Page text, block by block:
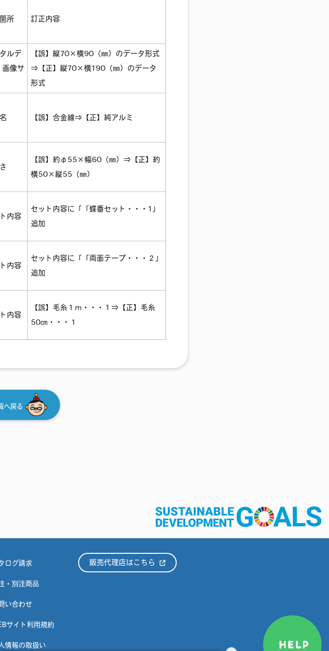
所 訂正内容
ルデ
画像サ
【誤】縦70×横90（㎜）のデータ形式
⇒【正】縦70×横190（㎜）のデータ
形式
【誤】合金線⇒【正】純アルミ
【誤】約φ55×幅60（㎜）⇒【正】約
横50×縦55（㎜）
内容
セット内容に「「蝶番セット・・・1」
追加
内容
セット内容に「「両面テープ・・・２」
追加
内容
【誤】毛糸１ｍ・・・１⇒【正】毛糸
50㎝・・・１
へ戻る
ログ請求
・別注商品
い合わせ
サイト利用規約
情報の取扱い
販売代理店はこちら
HELP